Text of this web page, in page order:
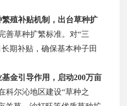
殖补贴机制，出台草种扩
善草种扩繁标准。对“三
期补贴，确保基本种子田
金引导作用，启动200万亩
科尔沁地区建设“草种之